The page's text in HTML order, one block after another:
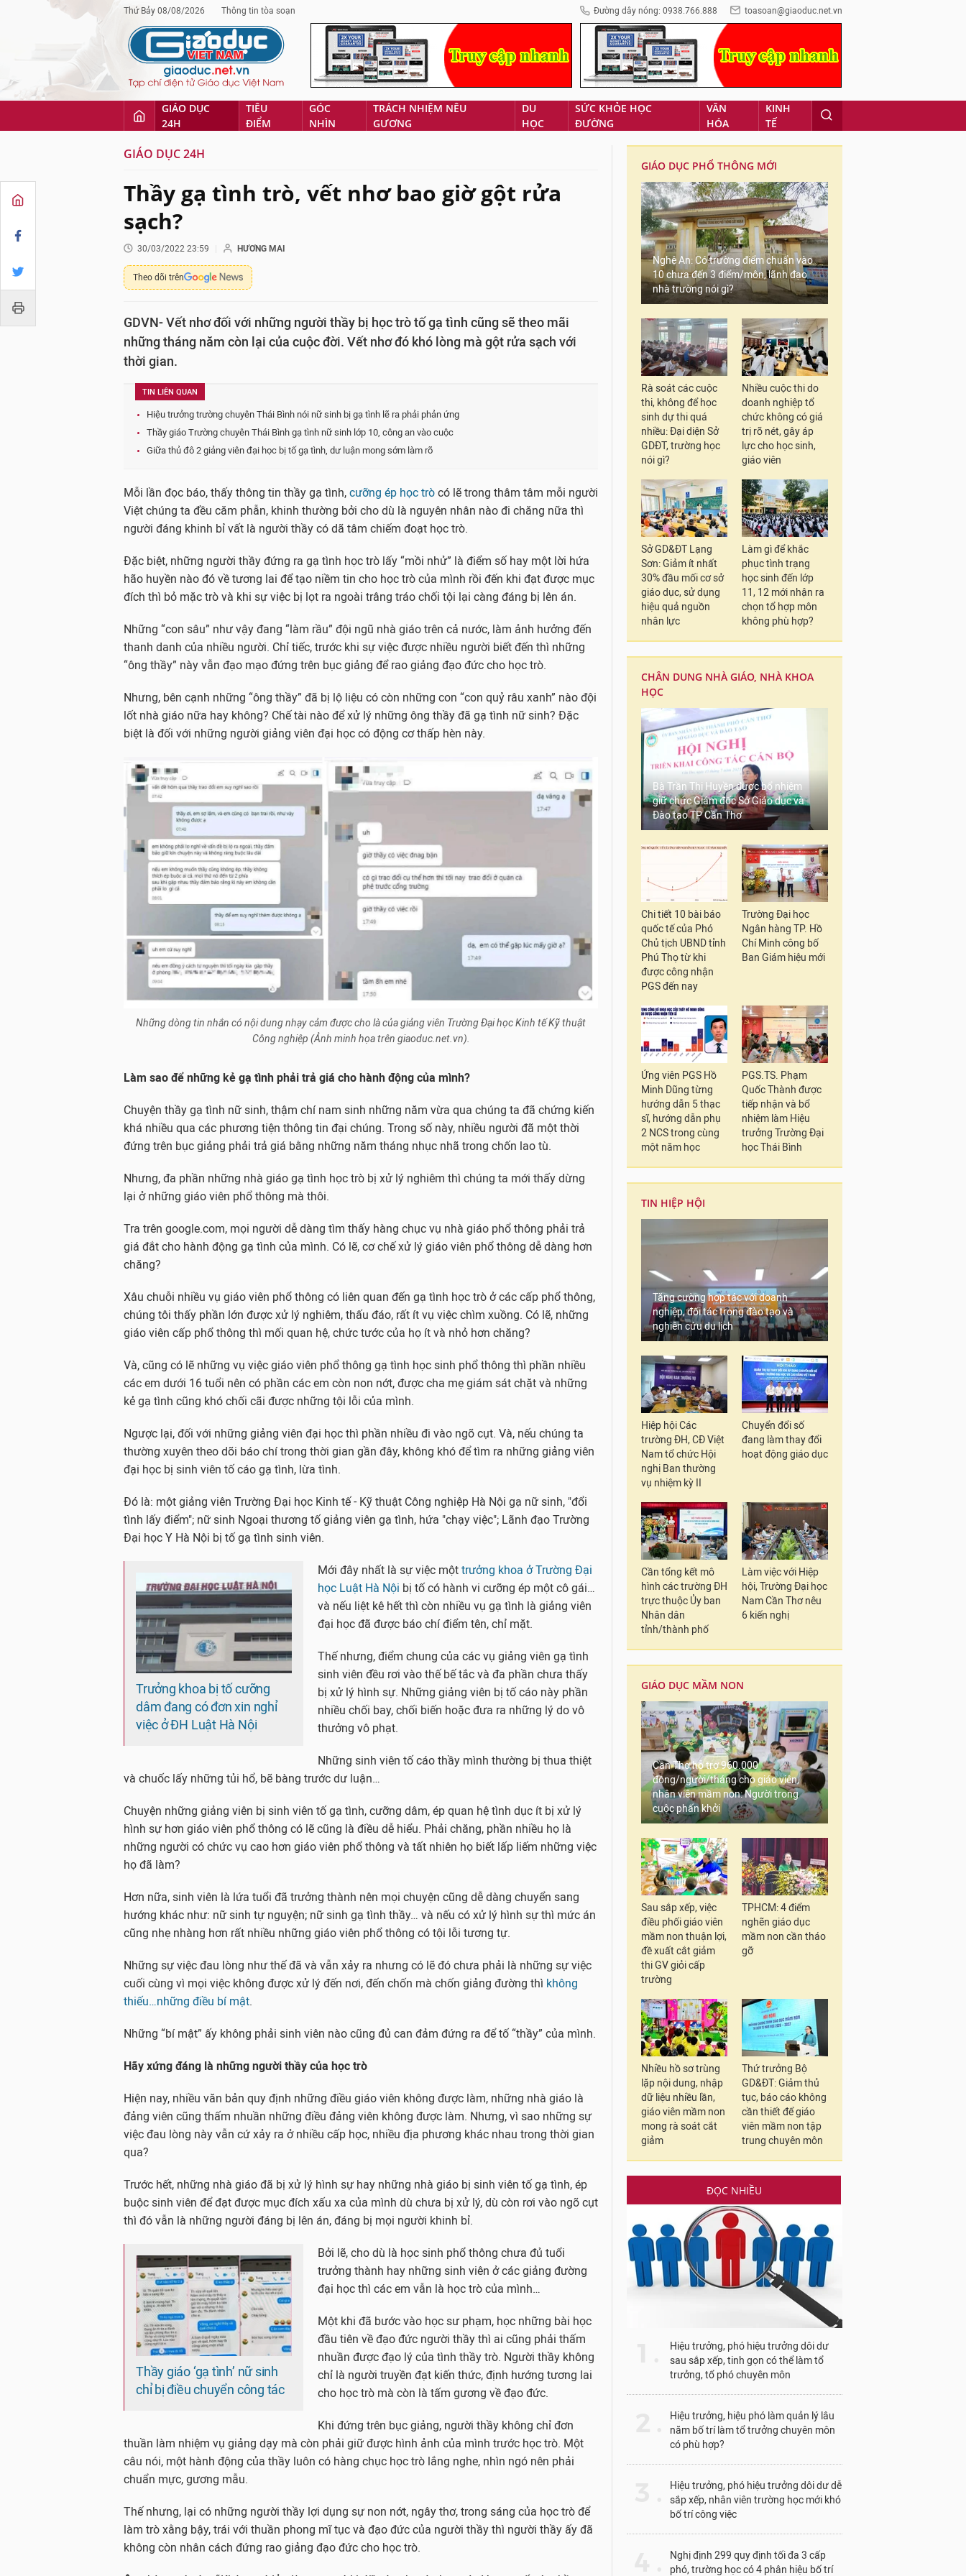
Thứ Bảy 08/08/2026 Thông tin tòa soạn Đường dây nóng: 0938.766.888 toasoan@giaoduc.net.vn
GIÁO DỤC
24H
TIÊU
ĐIỂM
GÓC
NHÌN
TRÁCH NHIỆM NÊU
GƯƠNG
DU
HỌC
SỨC KHỎE HỌC
ĐƯỜNG
VĂN
HÓA
KINH
TẾ
GIÁO DỤC 24H
Thầy gạ tình trò, vết nhơ bao giờ gột rửa
sạch?
30/03/2022 23:59 HƯƠNG MAI
Theo dõi trên
GDVN- Vết nhơ đối với những người thầy bị học trò tố gạ tình cũng sẽ theo mãi
những tháng năm còn lại của cuộc đời. Vết nhơ đó khó lòng mà gột rửa sạch với
thời gian.
TIN LIÊN QUAN
Hiệu trưởng trường chuyên Thái Bình nói nữ sinh bị gạ tình lẽ ra phải phản ứng
Thầy giáo Trường chuyên Thái Bình gạ tình nữ sinh lớp 10, công an vào cuộc
Giữa thủ đô 2 giảng viên đại học bị tố gạ tình, dư luận mong sớm làm rõ
Mỗi lần đọc báo, thấy thông tin thầy gạ tình, cưỡng ép học trò có lẽ trong thâm tâm mỗi người
Việt chúng ta đều căm phẫn, khinh thường bởi cho dù là nguyên nhân nào đi chăng nữa thì
người đáng khinh bỉ vất là người thầy có dã tâm chiếm đoạt học trò.
Đặc biệt, những người thầy đứng ra gạ tình học trò lấy “mồi nhử” là điểm số hay một lời hứa
hão huyền nào đó về tương lai để tạo niềm tin cho học trò của mình rồi đến khi đạt được mục
đích thì bỏ mặc trò và khi sự việc bị lọt ra ngoài trâng tráo chối tội lại càng đáng bị lên án.
Những “con sâu” như vậy đang “làm rầu” đội ngũ nhà giáo trên cả nước, làm ảnh hưởng đến
thanh danh của nhiều người. Chỉ tiếc, trước khi sự việc được nhiều người biết đến thì những
“ông thầy” này vẫn đạo mạo đứng trên bục giảng để rao giảng đạo đức cho học trò.
Nhưng, bên cạnh những “ông thầy” đã bị lộ liệu có còn những con “con quỷ râu xanh” nào đội
lốt nhà giáo nữa hay không? Chế tài nào để xử lý những ông thầy đã gạ tình nữ sinh? Đặc
biệt là đối với những người giảng viên đại học có động cơ thấp hèn này.
Những dòng tin nhắn có nội dung nhạy cảm được cho là của giảng viên Trường Đại học Kinh tế Kỹ thuật
Công nghiệp (Ảnh minh họa trên giaoduc.net.vn).
Làm sao để những kẻ gạ tình phải trả giá cho hành động của mình?
Chuyện thầy gạ tình nữ sinh, thậm chí nam sinh những năm vừa qua chúng ta đã chứng kiến
khá nhiều qua các phương tiện thông tin đại chúng. Trong số này, nhiều người đã một thời
đứng trên bục giảng phải trả giá bằng những năm tháng nhục nhã trong chốn lao tù.
Nhưng, đa phần những nhà giáo gạ tình học trò bị xử lý nghiêm thì chúng ta mới thấy dừng
lại ở những giáo viên phổ thông mà thôi.
Tra trên google.com, mọi người dễ dàng tìm thấy hàng chục vụ nhà giáo phổ thông phải trả
giá đắt cho hành động gạ tình của mình. Có lẽ, cơ chế xử lý giáo viên phổ thông dễ dàng hơn
chăng?
Xâu chuỗi nhiều vụ giáo viên phổ thông có liên quan đến gạ tình học trò ở các cấp phổ thông,
chúng tôi thấy phần lớn được xử lý nghiêm, thấu đáo, rất ít vụ việc chìm xuồng. Có lẽ, những
giáo viên cấp phổ thông thì mối quan hệ, chức tước của họ ít và nhỏ hơn chăng?
Và, cũng có lẽ những vụ việc giáo viên phổ thông gạ tình học sinh phổ thông thì phần nhiều
các em dưới 16 tuổi nên có phần các em còn non nớt, được cha mẹ giám sát chặt và những
kẻ gạ tình cũng khó chối cãi được những tội lỗi của mình.
Ngược lại, đối với những giảng viên đại học thì phần nhiều đi vào ngõ cụt. Và, nếu chúng ta
thường xuyên theo dõi báo chí trong thời gian gần đây, không khó để tìm ra những giảng viên
đại học bị sinh viên tố cáo gạ tình, lừa tình.
Đó là: một giảng viên Trường Đại học Kinh tế - Kỹ thuật Công nghiệp Hà Nội gạ nữ sinh, "đổi
tình lấy điểm"; nữ sinh Ngoại thương tố giảng viên gạ tình, hứa "chạy việc"; Lãnh đạo Trường
Đại học Y Hà Nội bị tố gạ tình sinh viên.
Trưởng khoa bị tố cưỡng
dâm đang có đơn xin nghỉ
việc ở ĐH Luật Hà Nội
Mới đây nhất là sự việc một trưởng khoa ở Trường Đại
học Luật Hà Nội bị tố có hành vi cưỡng ép một cô gái…
và nếu liệt kê hết thì còn nhiều vụ gạ tình là giảng viên
đại học đã được báo chí điểm tên, chỉ mặt.
Thế nhưng, điểm chung của các vụ giảng viên gạ tình
sinh viên đều rơi vào thế bế tắc và đa phần chưa thấy
bị xử lý hình sự. Những giảng viên bị tố cáo này phần
nhiều chối bay, chối biến hoặc đưa ra những lý do vô
thưởng vô phạt.
Những sinh viên tố cáo thầy mình thường bị thua thiệt
và chuốc lấy những tủi hổ, bẽ bàng trước dư luận…
Chuyện những giảng viên bị sinh viên tố gạ tình, cưỡng dâm, ép quan hệ tình dục ít bị xử lý
hình sự hơn giáo viên phổ thông có lẽ cũng là điều dễ hiểu. Phải chăng, phần nhiều họ là
những người có chức vụ cao hơn giáo viên phổ thông và tất nhiên họ biết lấp liếm những việc
họ đã làm?
Hơn nữa, sinh viên là lứa tuổi đã trưởng thành nên mọi chuyện cũng dễ dàng chuyển sang
hướng khác như: nữ sinh tự nguyện; nữ sinh gạ tình thầy… và nếu có xử lý hình sự thì mức án
cũng nhẹ nhàng hơn rất nhiều những giáo viên phổ thông có tội lỗi tương tự.
Những sự việc đau lòng như thế đã và vẫn xảy ra nhưng có lẽ đó chưa phải là những sự việc
cuối cùng vì mọi việc không được xử lý đến nơi, đến chốn mà chốn giảng đường thì không
thiếu…những điều bí mật.
Những “bí mật” ấy không phải sinh viên nào cũng đủ can đảm đứng ra để tố “thầy” của mình.
Hãy xứng đáng là những người thầy của học trò
Hiện nay, nhiều văn bản quy định những điều giáo viên không được làm, những nhà giáo là
đảng viên cũng thấm nhuần những điều đảng viên không được làm. Nhưng, vì sao những sự
việc đau lòng này vẫn cứ xảy ra ở nhiều cấp học, nhiều địa phương khác nhau trong thời gian
qua?
Trước hết, những nhà giáo đã bị xử lý hình sự hay những nhà giáo bị sinh viên tố gạ tình, ép
buộc sinh viên để đạt được mục đích xấu xa của mình dù chưa bị xử lý, dù còn rơi vào ngõ cụt
thì đó vẫn là những người đáng bị lên án, đáng bị mọi người khinh bỉ.
Thầy giáo ‘gạ tình’ nữ sinh
chỉ bị điều chuyển công tác
Bởi lẽ, cho dù là học sinh phổ thông chưa đủ tuổi
trưởng thành hay những sinh viên ở các giảng đường
đại học thì các em vẫn là học trò của mình…
Một khi đã bước vào học sư phạm, học những bài học
đầu tiên về đạo đức người thầy thì ai cũng phải thấm
nhuần được đạo lý của tình thầy trò. Người thầy không
chỉ là người truyền đạt kiến thức, định hướng tương lai
cho học trò mà còn là tấm gương về đạo đức.
Khi đứng trên bục giảng, người thầy không chỉ đơn
thuần làm nhiệm vụ giảng dạy mà còn phải giữ được hình ảnh của mình trước học trò. Một
câu nói, một hành động của thầy luôn có hàng chục học trò lắng nghe, nhìn ngó nên phải
chuẩn mực, gương mẫu.
Thế nhưng, lại có những người thầy lợi dụng sự non nớt, ngây thơ, trong sáng của học trò để
làm trò xằng bậy, trái với thuần phong mĩ tục và đạo đức của người thầy thì người thầy ấy đã
không còn nhân cách đứng rao giảng đạo đức cho học trò.
GIÁO DỤC PHỔ THÔNG MỚI
Nghệ An: Có trường điểm chuẩn vào
10 chưa đến 3 điểm/môn, lãnh đạo
nhà trường nói gì?
Rà soát các cuộc
thi, không để học
sinh dự thi quá
nhiều: Đại diện Sở
GDĐT, trường học
nói gì?
Nhiều cuộc thi do
doanh nghiệp tổ
chức không có giá
trị rõ nét, gây áp
lực cho học sinh,
giáo viên
Sở GD&ĐT Lạng
Sơn: Giảm ít nhất
30% đầu mối cơ sở
giáo dục, sử dụng
hiệu quả nguồn
nhân lực
Làm gì để khắc
phục tình trạng
học sinh đến lớp
11, 12 mới nhận ra
chọn tổ hợp môn
không phù hợp?
CHÂN DUNG NHÀ GIÁO, NHÀ KHOA
HỌC
Bà Trần Thị Huyền được bổ nhiệm
giữ chức Giám đốc Sở Giáo dục và
Đào tạo TP Cần Thơ
Chi tiết 10 bài báo
quốc tế của Phó
Chủ tịch UBND tỉnh
Phú Thọ từ khi
được công nhận
PGS đến nay
Trường Đại học
Ngân hàng TP. Hồ
Chí Minh công bố
Ban Giám hiệu mới
Ứng viên PGS Hồ
Minh Dũng từng
hướng dẫn 5 thạc
sĩ, hướng dẫn phụ
2 NCS trong cùng
một năm học
PGS.TS. Phạm
Quốc Thành được
tiếp nhận và bổ
nhiệm làm Hiệu
trưởng Trường Đại
học Thái Bình
TIN HIỆP HỘI
Tăng cường hợp tác với doanh
nghiệp, đối tác trong đào tạo và
nghiên cứu du lịch
Hiệp hội Các
trường ĐH, CĐ Việt
Nam tổ chức Hội
nghị Ban thường
vụ nhiệm kỳ II
Chuyển đổi số
đang làm thay đổi
hoạt động giáo dục
Cần tổng kết mô
hình các trường ĐH
trực thuộc Ủy ban
Nhân dân
tỉnh/thành phố
Làm việc với Hiệp
hội, Trường Đại học
Nam Cần Thơ nêu
6 kiến nghị
GIÁO DỤC MẦM NON
Cần Thơ hỗ trợ 960.000
đồng/người/tháng cho giáo viên,
nhân viên mầm non: Người trong
cuộc phấn khởi
Sau sắp xếp, việc
điều phối giáo viên
mầm non thuận lợi,
đề xuất cắt giảm
thi GV giỏi cấp
trường
TPHCM: 4 điểm
nghẽn giáo dục
mầm non cần tháo
gỡ
Nhiều hồ sơ trùng
lặp nội dung, nhập
dữ liệu nhiều lần,
giáo viên mầm non
mong rà soát cắt
giảm
Thứ trưởng Bộ
GD&ĐT: Giảm thủ
tục, báo cáo không
cần thiết để giáo
viên mầm non tập
trung chuyên môn
ĐỌC NHIỀU
Hiệu trưởng, phó hiệu trưởng dôi dư
sau sắp xếp, tinh gọn có thể làm tổ
trưởng, tổ phó chuyên môn
Hiệu trưởng, hiệu phó làm quản lý lâu
năm bố trí làm tổ trưởng chuyên môn
có phù hợp?
Hiệu trưởng, phó hiệu trưởng dôi dư dễ
sắp xếp, nhân viên trường học mới khó
bố trí công việc
Nghị định 299 quy định tối đa 3 cấp
phó, trường học có 4 phân hiệu bố trí